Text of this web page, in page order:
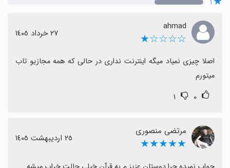
ahmad
☆☆☆☆★ ٢٧ خرداد ١٤٠٥
میتورم
۰ ۱
مرتضی منصوری
★★★★★ ٢٥ اردیبهشت ١٤٠٥